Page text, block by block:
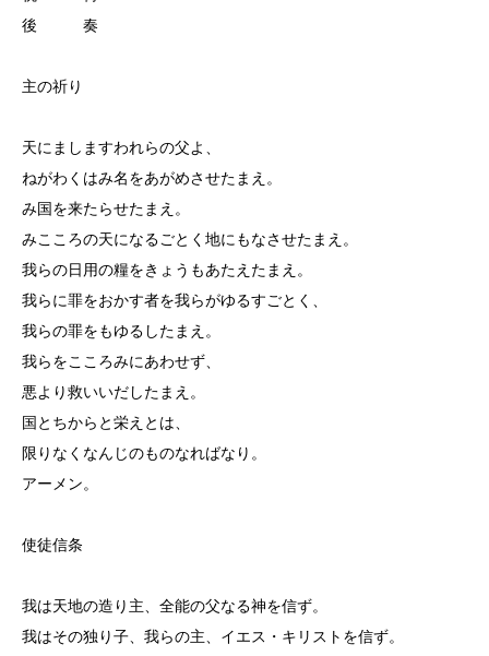
後 奏
主の祈り
天にましますわれらの父よ、
ねがわくはみ名をあがめさせたまえ。
み国を来たらせたまえ。
みこころの天になるごとく地にもなさせたまえ。
我らの日用の糧をきょうもあたえたまえ。
我らに罪をおかす者を我らがゆるすごとく、
我らの罪をもゆるしたまえ。
我らをこころみにあわせず、
悪より救いいだしたまえ。
国とちからと栄えとは、
限りなくなんじのものなればなり。
アーメン。
使徒信条
我は天地の造り主、全能の父なる神を信ず。
我はその独り子、我らの主、イエス・キリストを信ず。